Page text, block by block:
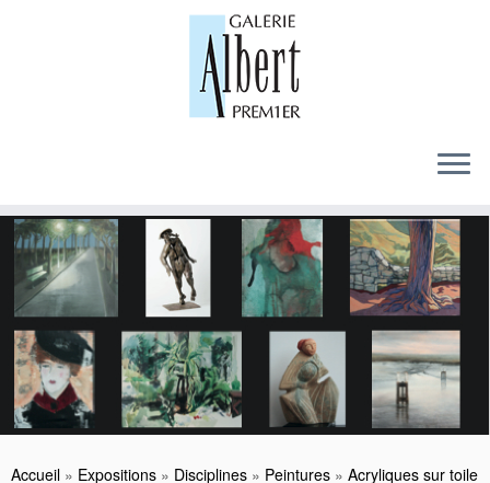
Skip
content
Accueil » Expositions » Disciplines » Peintures » Acryliques sur toile